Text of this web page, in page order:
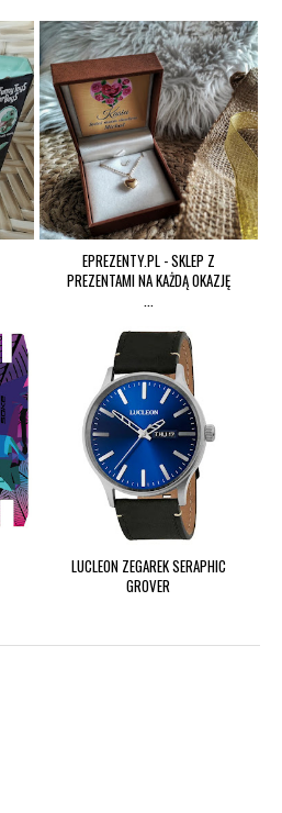
EPREZENTY.PL - SKLEP Z
PREZENTAMI NA KAŻDĄ OKAZJĘ
...
LUCLEON ZEGAREK SERAPHIC
GROVER